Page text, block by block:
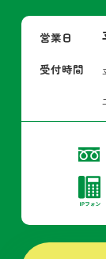
営業日
受付時間